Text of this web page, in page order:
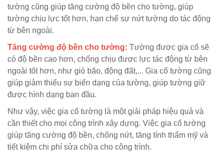
tường cũng giúp tăng cường độ bền cho tường, giúp
tường chịu lực tốt hơn, hạn chế sự nứt tường do tác động
từ bên ngoài.
Tăng cường độ bền cho tường: Tường được gia cố sẽ
có độ bền cao hơn, chống chịu được lực tác động từ bên
ngoài tốt hơn, như gió bão, động đất,... Gia cố tường cũng
giúp giảm thiểu sự biến dạng của tường, giúp tường giữ
được hình dạng ban đầu.
Như vậy, việc gia cố tường là một giải pháp hiệu quả và
cần thiết cho mọi công trình xây dựng. Việc gia cố tường
giúp tăng cường độ bền, chống nứt, tăng tính thẩm mỹ và
tiết kiệm chi phí sửa chữa cho công trình.